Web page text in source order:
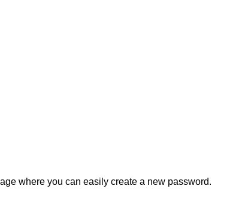
where you can easily create a new password.